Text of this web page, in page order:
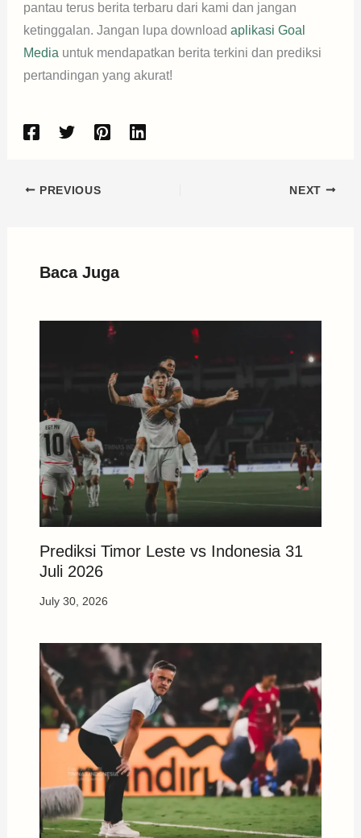
pantau terus berita terbaru dari kami dan jangan
ketinggalan. Jangan lupa download aplikasi Goal
Media untuk mendapatkan berita terkini dan prediksi
pertandingan yang akurat!
PREVIOUS NEXT
Baca Juga
Prediksi Timor Leste vs Indonesia 31
Juli 2026
July 30, 2026